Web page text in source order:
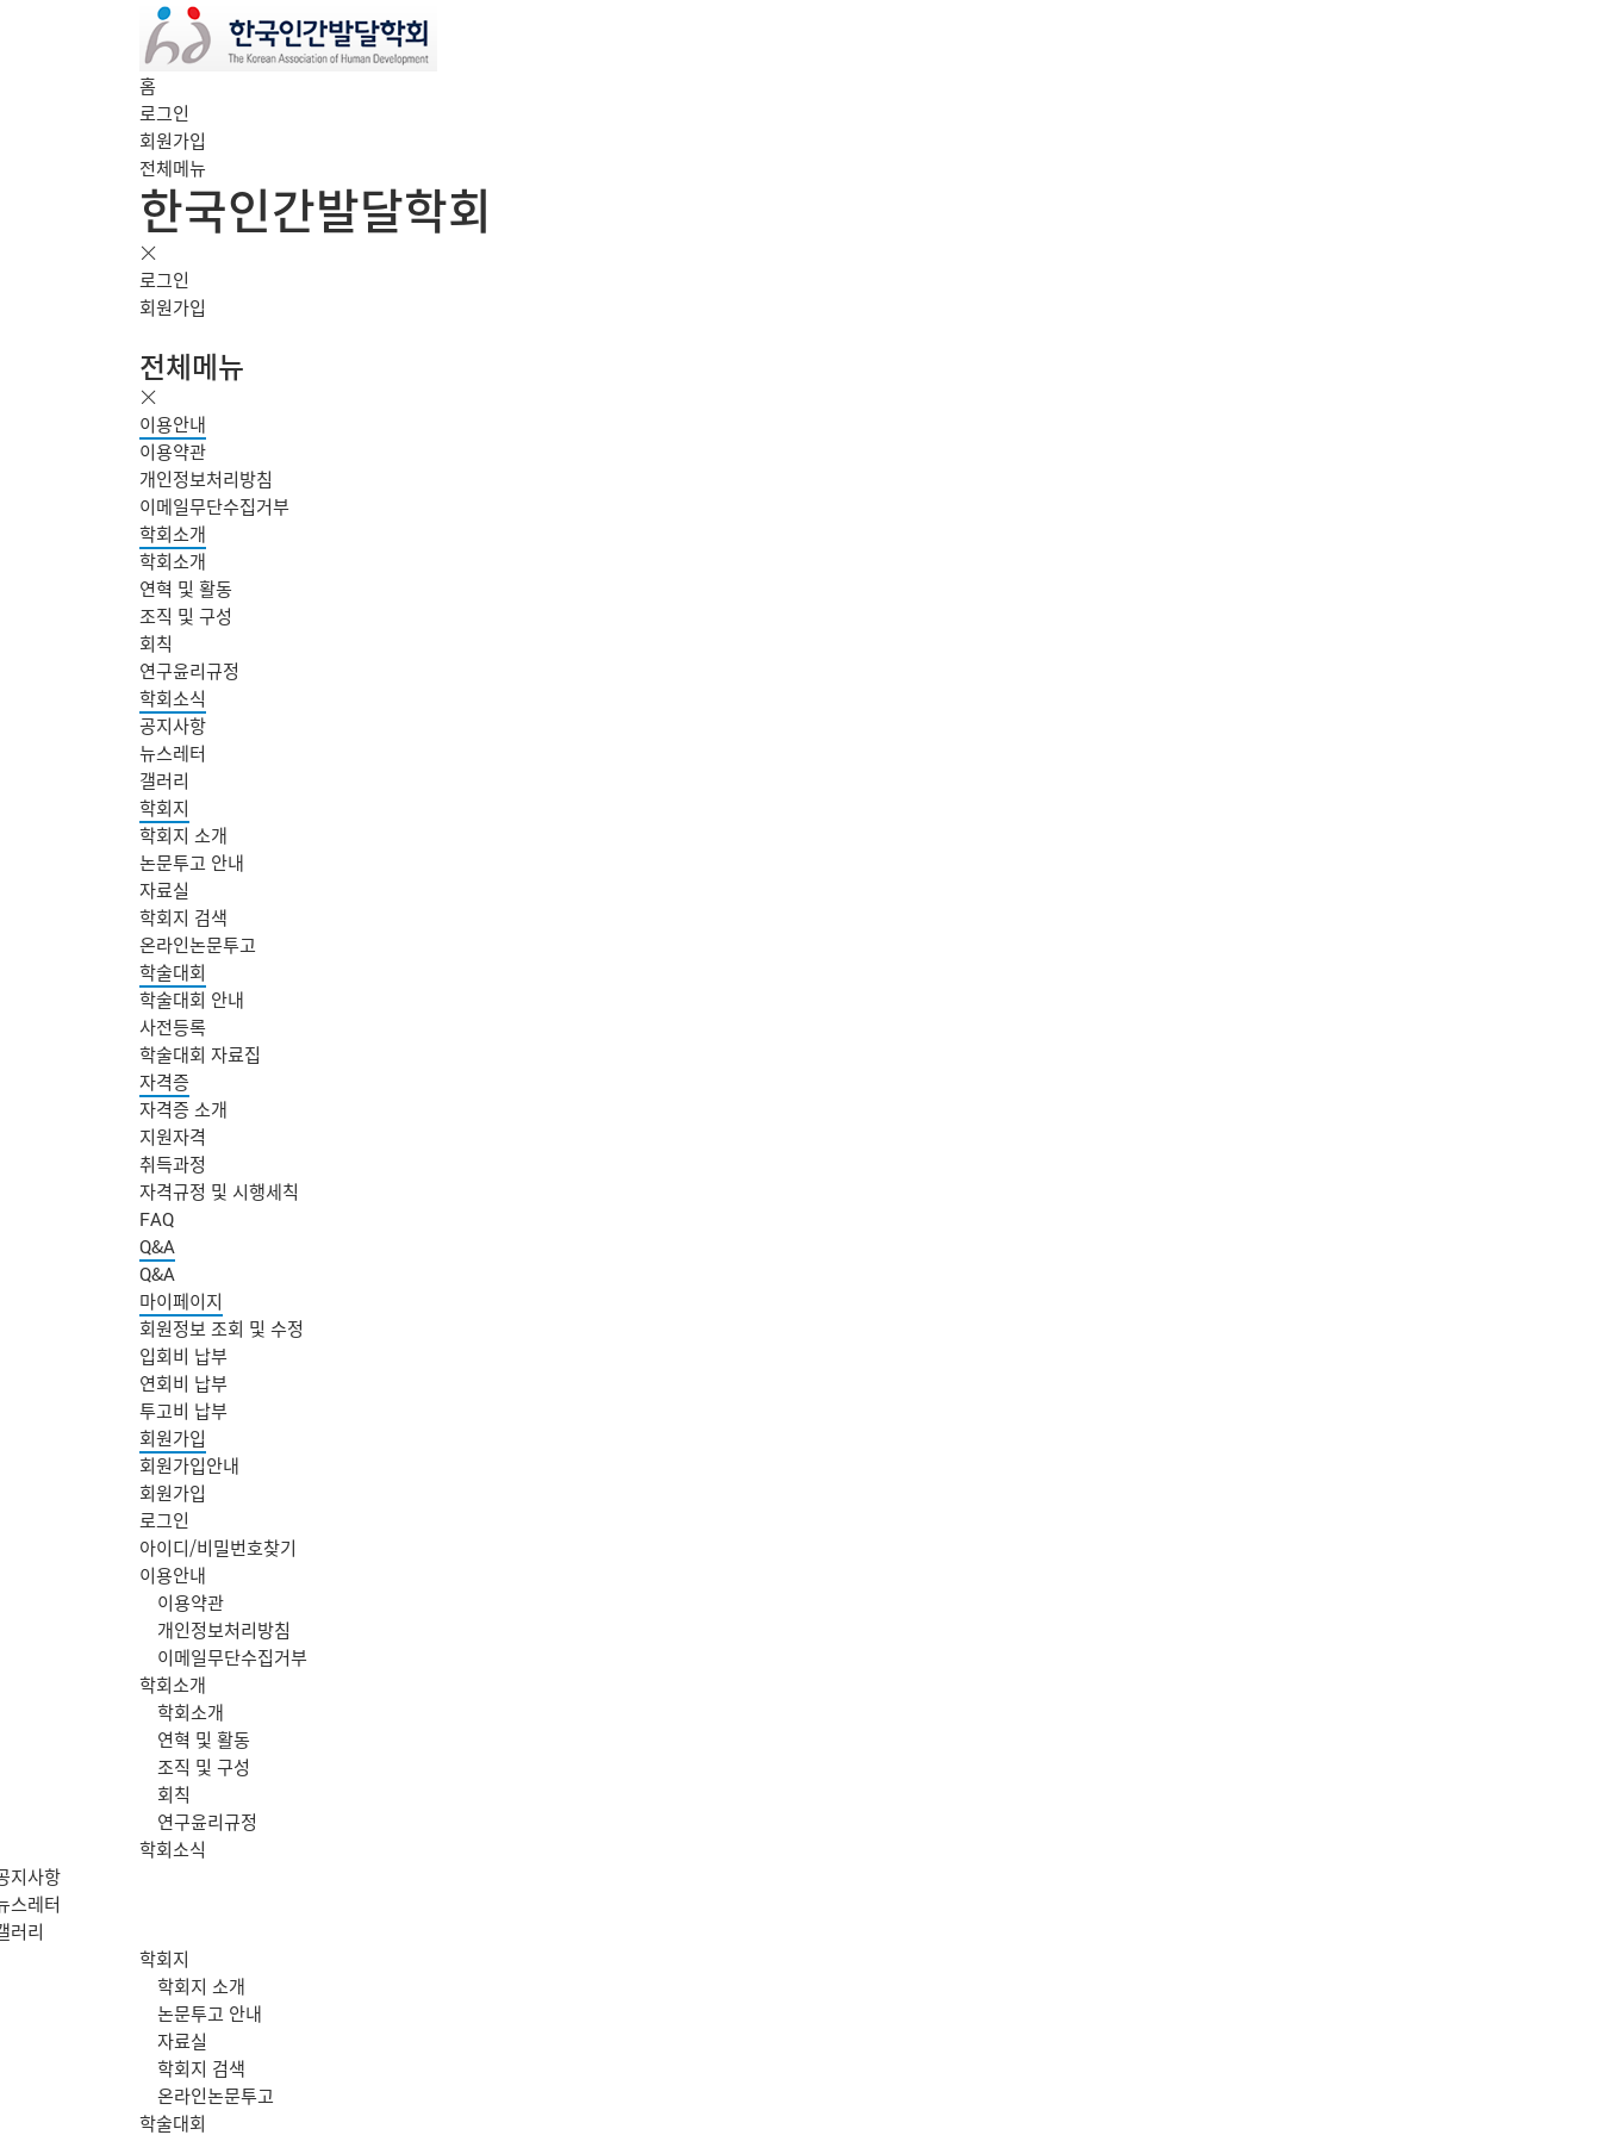
홈
로그인
회원가입
전체메뉴
한국인간발달학회
로그인
회원가입
전체메뉴
이용안내
이용약관
개인정보처리방침
이메일무단수집거부
학회소개
학회소개
연혁 및 활동
조직 및 구성
회칙
연구윤리규정
학회소식
공지사항
뉴스레터
갤러리
학회지
학회지 소개
논문투고 안내
자료실
학회지 검색
온라인논문투고
학술대회
학술대회 안내
사전등록
학술대회 자료집
자격증
자격증 소개
지원자격
취득과정
자격규정 및 시행세칙
FAQ
Q&A
Q&A
마이페이지
회원정보 조회 및 수정
입회비 납부
연회비 납부
투고비 납부
회원가입
회원가입안내
회원가입
로그인
아이디/비밀번호찾기
이용안내
이용약관
개인정보처리방침
이메일무단수집거부
학회소개
학회소개
연혁 및 활동
조직 및 구성
회칙
연구윤리규정
학회소식
지사항
스레터
러리
학회지
학회지 소개
논문투고 안내
자료실
학회지 검색
온라인논문투고
학술대회